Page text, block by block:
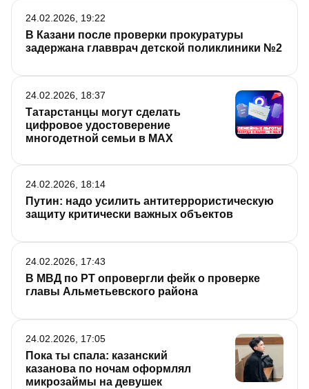
В Казани после проверки прокуратуры
задержана главврач детской поликлиники №2
24.02.2026, 19:22
Татарстанцы могут сделать
цифровое удостоверение
многодетной семьи в MAX
24.02.2026, 18:37
Путин: надо усилить антитеррористическую
защиту критически важных объектов
24.02.2026, 18:14
В МВД по РТ опровергли фейк о проверке
главы Альметьевского района
24.02.2026, 17:43
Пока ты спала: казанский
казанова по ночам оформлял
микрозаймы на девушек
24.02.2026, 17:05